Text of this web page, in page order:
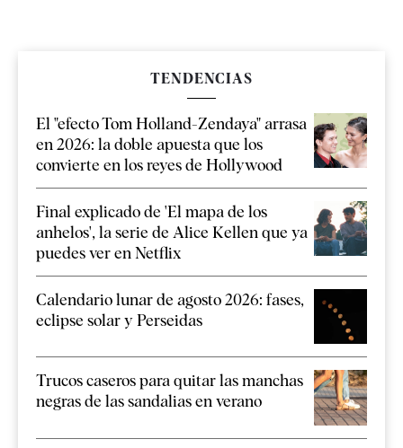
TENDENCIAS
El "efecto Tom Holland-Zendaya" arrasa
en 2026: la doble apuesta que los
convierte en los reyes de Hollywood
Final explicado de 'El mapa de los
anhelos', la serie de Alice Kellen que ya
puedes ver en Netflix
Calendario lunar de agosto 2026: fases,
eclipse solar y Perseidas
Trucos caseros para quitar las manchas
negras de las sandalias en verano